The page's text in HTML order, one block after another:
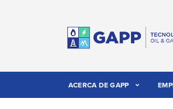
ACERCA DE GAPP